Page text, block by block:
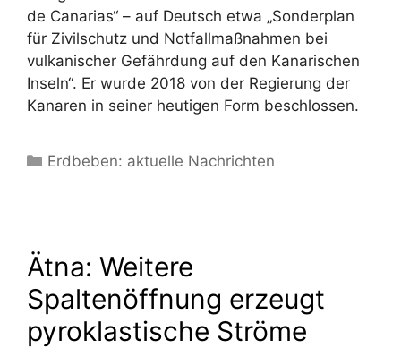
de Canarias“ – auf Deutsch etwa „Sonderplan
für Zivilschutz und Notfallmaßnahmen bei
vulkanischer Gefährdung auf den Kanarischen
Inseln“. Er wurde 2018 von der Regierung der
Kanaren in seiner heutigen Form beschlossen.
Kategorien
Erdbeben: aktuelle Nachrichten
Ätna: Weitere
Spaltenöffnung erzeugt
pyroklastische Ströme